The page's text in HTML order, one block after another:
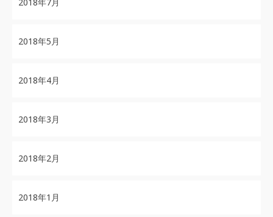
2018年5月
2018年4月
2018年3月
2018年2月
2018年1月